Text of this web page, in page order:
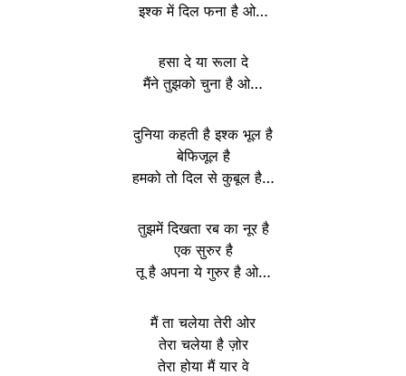
इश्क में दिल फना है ओ…
हसा दे या रूला दे
मैंने तुझको चुना है ओ…
दुनिया कहती है इश्क भूल है
बेफिजूल है
हमको तो दिल से कुबूल है…
तुझमें दिखता रब का नूर है
एक सुरुर है
तू है अपना ये गुरुर है ओ…
मैं ता चलेया तेरी ओर
तेरा चलेया है ज़ोर
तेरा होया मैं यार वे